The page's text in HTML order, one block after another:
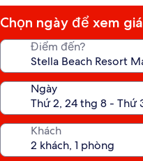
5.0
sao
Chọn ngày để xem giá
Điểm đến?
Ngày
Khách